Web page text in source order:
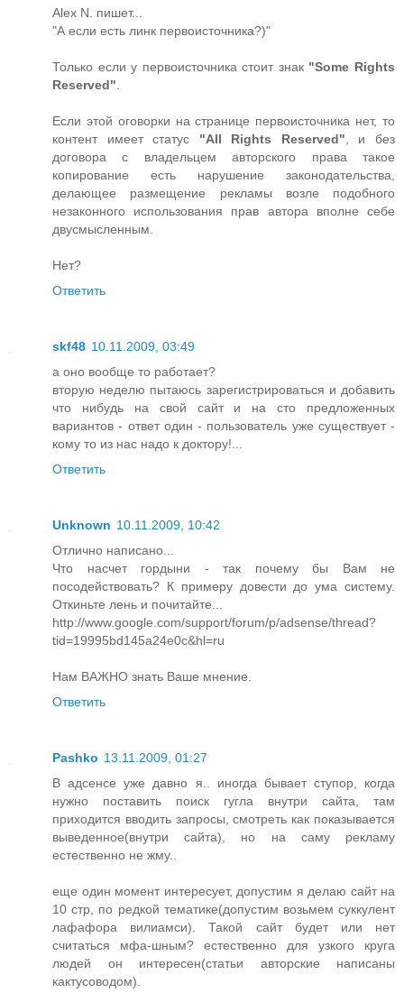
Alex N. пишет...
"А если есть линк первоисточника?)"
Только если у первоисточника стоит знак "Some Rights
Reserved"
Если этой оговорки на странице первоисточника нет, то
контент имеет статус "All Rights Reserved" , и без
договора с владельцем авторского права такое
копирование есть нарушение законодательства,
делающее размещение рекламы возле подобного
незаконного использования прав автора вполне себе
двусмысленным.
Нет?
Ответить
skf48 10.11.2009, 03:49
а оно вообще то работает?
вторую неделю пытаюсь зарегистрироваться и добавить
что нибудь на свой сайт и на сто предложенных
вариантов - ответ один - пользователь уже существует -
кому то из нас надо к доктору!...
Ответить
Unknown 10.11.2009, 10:42
Отлично написано...
Что насчет гордыни - так почему бы Вам не
посодействовать? К примеру довести до ума систему.
Откиньте лень и почитайте...
http://www.google.com/support/forum/p/adsense/thread?
tid=19995bd145a24e0c&hl=ru
Нам ВАЖНО знать Ваше мнение.
Ответить
Pashko 13.11.2009, 01:27
В адсенсе уже давно я.. иногда бывает ступор, когда
нужно поставить поиск гугла внутри сайта, там
приходится вводить запросы, смотреть как показывается
выведенное(внутри сайта), но на саму рекламу
естественно не жму..
еще один момент интересует, допустим я делаю сайт на
10 стр, по редкой тематике(допустим возьмем суккулент
лафафора вилиамси). Такой сайт будет или нет
считаться мфа-шным? естественно для узкого круга
людей он интересен(статьи авторские написаны
кактусоводом).